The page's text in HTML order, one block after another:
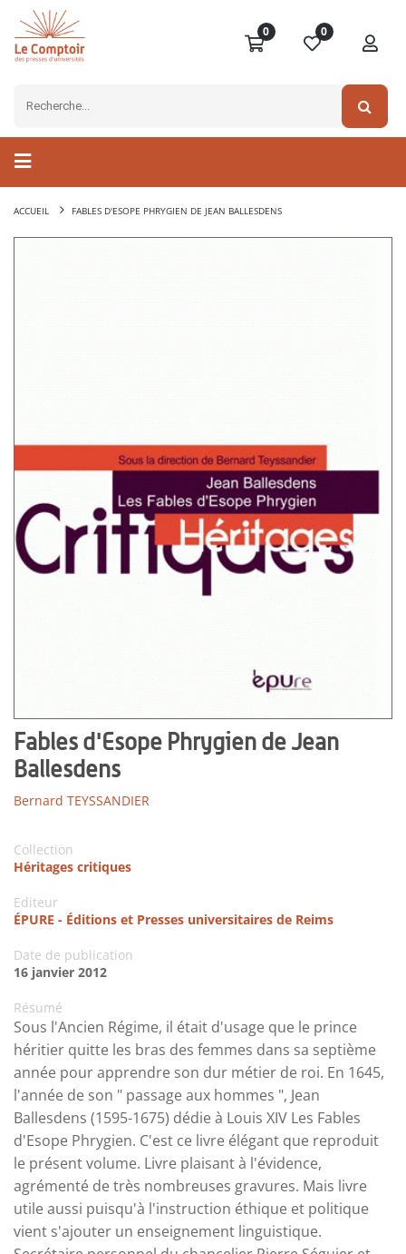
0 0
ACCUEIL FABLES D'ESOPE PHRYGIEN DE JEAN BALLESDENS
Fables d'Esope Phrygien de Jean
Ballesdens
Bernard TEYSSANDIER
Collection
Héritages critiques
Editeur
ÉPURE - Éditions et Presses universitaires de Reims
Date de publication
16 janvier 2012
Résumé
Sous l'Ancien Régime, il était d'usage que le prince
héritier quitte les bras des femmes dans sa septième
année pour apprendre son dur métier de roi. En 1645,
l'année de son " passage aux hommes ", Jean
Ballesdens (1595-1675) dédie à Louis XIV Les Fables
d'Esope Phrygien. C'est ce livre élégant que reproduit
le présent volume. Livre plaisant à l'évidence,
agrémenté de très nombreuses gravures. Mais livre
utile aussi puisqu'à l'instruction éthique et politique
vient s'ajouter un enseignement linguistique.